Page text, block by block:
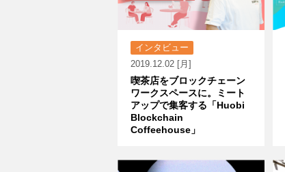
インタビュー
2019.12.02 [月]
喫茶店をブロックチェーン
ワークスペースに。ミート
アップで集客する「Huobi
Blockchain
Coffeehouse」